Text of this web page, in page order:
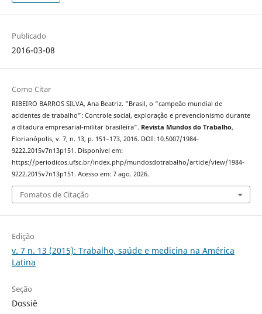
Publicado
2016-03-08
Como Citar
RIBEIRO BARROS SILVA, Ana Beatriz. "Brasil, o “campeão mundial de
acidentes de trabalho”: Controle social, exploração e prevencionismo durante
a ditadura empresarial-militar brasileira". Revista Mundos do Trabalho,
Florianópolis, v. 7, n. 13, p. 151–173, 2016. DOI: 10.5007/1984-
9222.2015v7n13p151. Disponível em:
https://periodicos.ufsc.br/index.php/mundosdotrabalho/article/view/1984-
9222.2015v7n13p151. Acesso em: 7 ago. 2026.
Fomatos de Citação
Edição
v. 7 n. 13 (2015): Trabalho, saúde e medicina na América
Latina
Seção
Dossiê